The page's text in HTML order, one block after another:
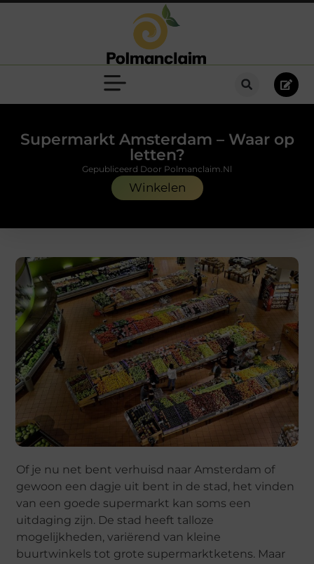
Supermarkt Amsterdam – Waar op
letten?
Winkelen
Gepubliceerd Door Polmanclaim.nl
Of je nu net bent verhuisd naar Amsterdam of
gewoon een dagje uit bent in de stad, het vinden
van een goede supermarkt kan soms een
uitdaging zijn. De stad heeft talloze
mogelijkheden, variërend van kleine
buurtwinkels tot grote supermarktketens. Maar